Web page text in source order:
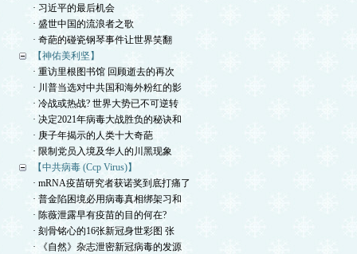
· 习近平的最后机会
· 盛世中国的流浪者之歌
· 奇葩的碰瓷钢琴事件让世界笑翻
【神佑美利坚】
· 重访里根图书馆 回顾逝去的再次
· 川普当选对中共国和海外粉红的影
· 冷战或热战? 世界大势已不可逆转
· 决定2021年病毒大战胜负的秘诀和
· 庚子年揭示的人类十大奇葩
· 限制党员入境及华人的川黑现象
【中共病毒 (Ccp Virus)】
· mRNA疫苗研究者获诺奖到底打痛了
· 普金陷困境必用病毒真相绑架习和
· 陈薇泄露早有疫苗的目的何在?
· 刻骨铭心的16张新冠身世彩图 张
· 《自然》杂志泄密新冠病毒的发源